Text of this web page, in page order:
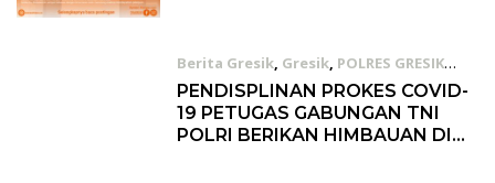
Berita Gresik, Gresik, POLRES GRESIK
25/11/2020
PENDISPLINAN PROKES COVID-
19 PETUGAS GABUNGAN TNI
POLRI BERIKAN HIMBAUAN DI